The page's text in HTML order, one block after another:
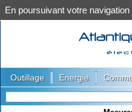
Outillage Energie
En poursuivant votre